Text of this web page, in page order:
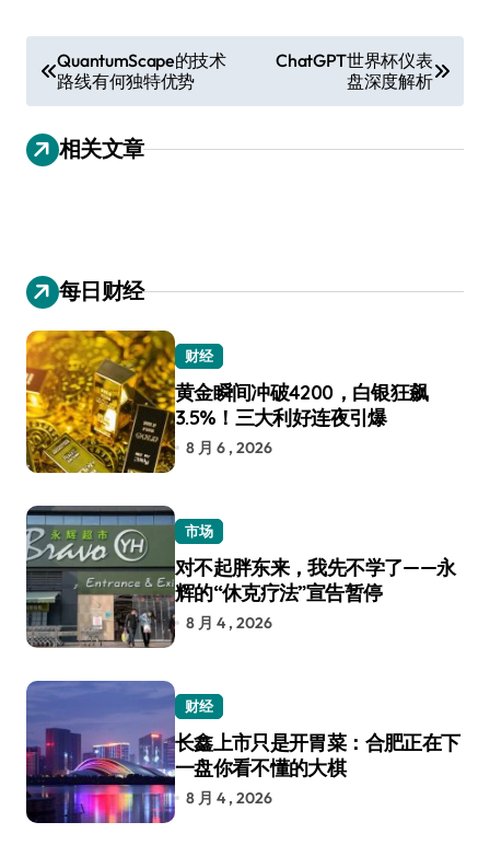
章
导
航
QuantumScape的技术
路线有何独特优势
ChatGPT世界杯仪表
盘深度解析
相关文章
每日财经
财经
黄金瞬间冲破4200，白银狂飙
3.5%！三大利好连夜引爆
8 月 6 , 2026
市场
对不起胖东来，我先不学了——永
辉的“休克疗法”宣告暂停
8 月 4 , 2026
财经
长鑫上市只是开胃菜：合肥正在下
一盘你看不懂的大棋
8 月 4 , 2026